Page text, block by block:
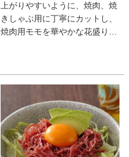
上がりやすいように、焼肉、焼
きしゃぶ用に丁寧にカットし、
焼肉用モモを華やかな花盛りに
牛の認定基準は日本一厳しいと
言われ、神戸肉流通推進協議会
により審査・格付けが行われて
いますので、品質も抜群です。
神戸牛の特徴は人肌でも溶けて
しまうといわれる繊細な脂。こ